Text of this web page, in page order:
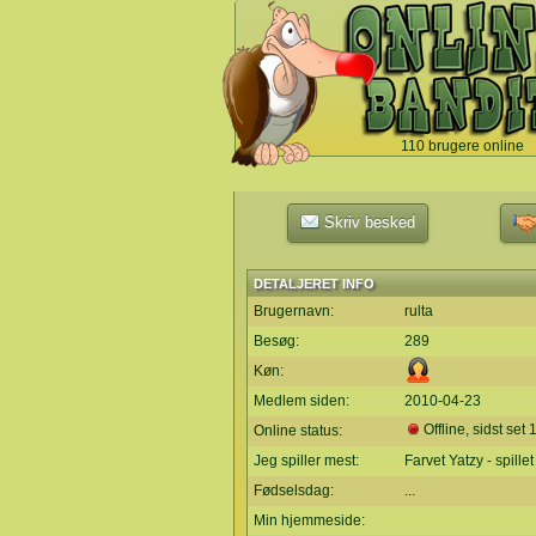
110 brugere online
`
Skriv besked
DETALJERET INFO
Brugernavn:
rulta
Besøg:
289
Køn:
Medlem siden:
2010-04-23
Online status:
Offline, sidst set
Jeg spiller mest:
Farvet Yatzy -
Fødselsdag:
...
Min hjemmeside: